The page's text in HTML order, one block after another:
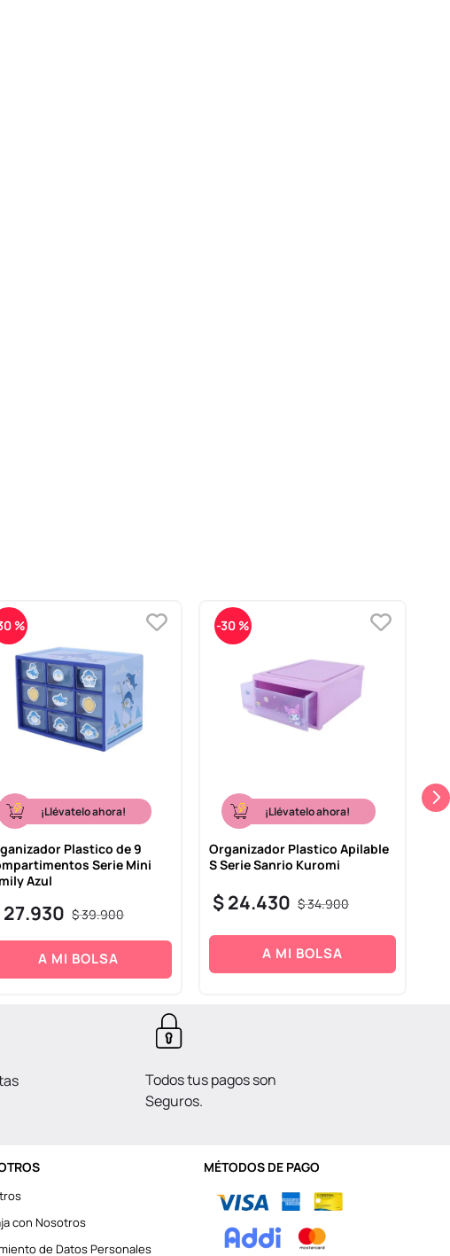
%
¡Llévatelo ahora!
Plastico de 9
Serie Mini
Azul
$39.900
27.930
A MI BOLSA
-30 %
¡Llévatelo ahora!
Organizador Plastico Apilable
S Serie Sanrio Kuromi
$34.900
$24.430
A MI BOLSA
Todos tus pagos son
Seguros.
con Nosotros
de Datos Personales
MÉTODOS DE PAGO